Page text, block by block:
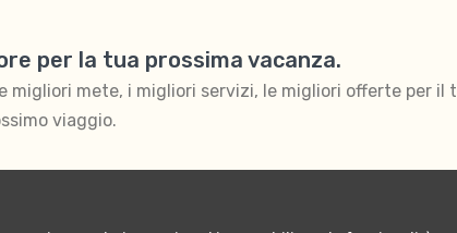
per la tua prossima vacanza.
migliori mete, i migliori servizi, le migliori offerte per il
viaggio.